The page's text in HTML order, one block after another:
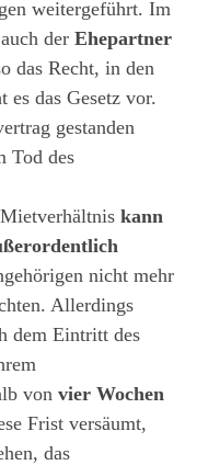
weitergeführt. Im
der Ehepartner
das Recht, in den
es das Gesetz vor.
gestanden
Tod des
kann
nicht mehr
Allerdings
dem Eintritt des
von vier Wochen
Frist versäumt,
das